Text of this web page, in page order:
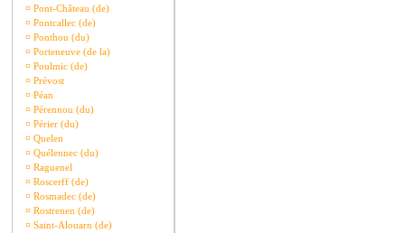
¤ Pont-Château (de)
¤ Pontcallec (de)
¤ Ponthou (du)
¤ Porteneuve (de la)
¤ Poulmic (de)
¤ Prévost
¤ Péan
¤ Pérennou (du)
¤ Périer (du)
¤ Quelen
¤ Quélennec (du)
¤ Raguenel
¤ Roscerff (de)
¤ Rosmadec (de)
¤ Rostrenen (de)
¤ Saint-Alouarn (de)